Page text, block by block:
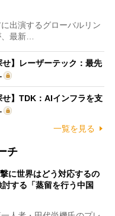
出演するグローバルリン
最新…
せ】レーザーテック：最先
せ】TDK：AIインフラを支
一覧を見る
チ
に世界はどう対応するの
する「蒸留を行う中国